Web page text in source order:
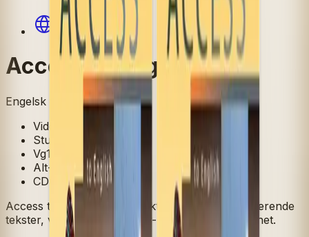
Access
Access to English
Engelsk for SF
Videregående skole
Studieforberedende
Vg1
Alt-i-ett-bok
CD
Access to English legger vekt på gode og engasjerende
tekster, variasjon og sjanger- og språklig bevissthet.